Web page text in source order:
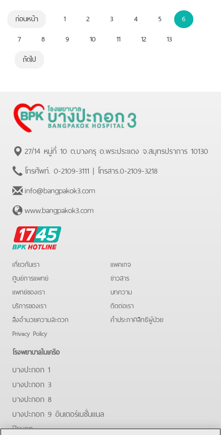
ก่อนหน้า 1 2 3 4 5
6
7
8 9 10 11 12
13
ถัดไป
27/14 หมู่ที่ 10 ต.บางครุ อ.พระประแดง จ.สมุทรปราการ 10130
โทรศัพท์. 0-2109-3111 | โทรสาร.0-2109-3218
info@bangpakok3.com
www.bangpakok3.com
BPK
Hotline
เกี่ยวกับเรา
ศูนย์การแพทย์
แพทย์ของเรา
บริการของเรา
สิ่งอำนวยความสะดวก
Privacy Policy
แพคเกจ
ข่าวสาร
บทความ
ติดต่อเรา
คําประกาศสิทธิผู้ป่วย
โรงพยาบาลในเครือ
บางปะกอก 1
บางปะกอก 3
บางปะกอก 8
บางปะกอก 9 อินเตอร์เนชั่นแนล
ปิยะเวท